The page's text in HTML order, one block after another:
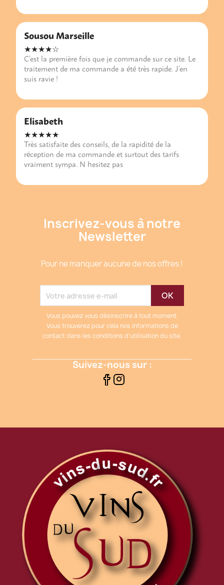
Sousou Marseille
★★★★☆
C’est la première fois que je commande sur ce site. Le
traitement de ma commande a été très rapide. J’en
suis ravie !
Elisabeth
★★★★★
Très satisfaite des conseils, de la rapidité de la
réception de ma commande et surtout des tarifs
vraiment sympa. N hesitez pas
Inscrivez-vous à notre
Newsletter
Pour ne manquer aucune de nos offres !
Vous pouvez vous désinscrire à tout moment.
Vous trouverez pour cela nos informations de
contact dans les conditions d'utilisation du site.
Suivez-nous sur :